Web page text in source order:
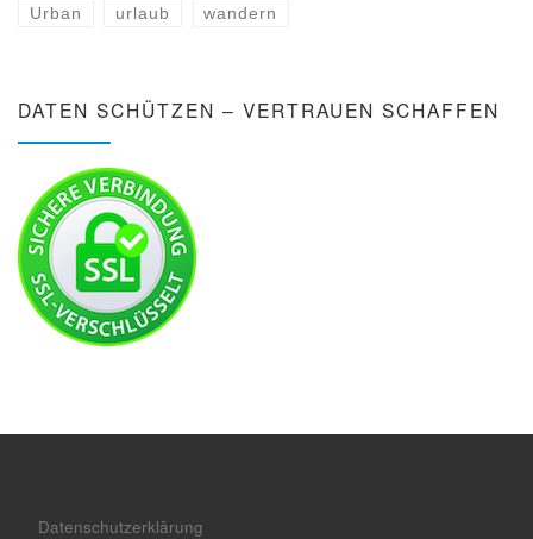
Urban urlaub wandern
DATEN SCHÜTZEN – VERTRAUEN SCHAFFEN
Datenschutzerklärung